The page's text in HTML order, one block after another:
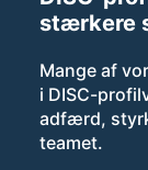
stærkere
Mange af
i DISC-
adfærd,
teamet.